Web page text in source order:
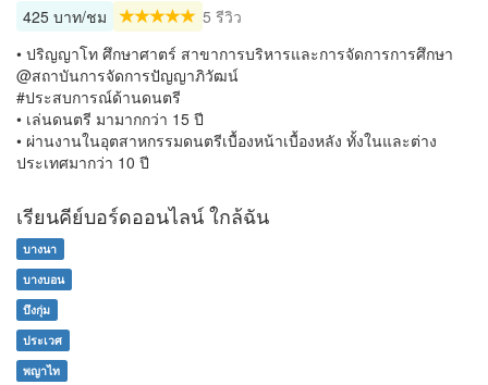
425 บาท/ชม
5 รีวิว
• ปริญญาโท ศึกษาศาตร์ สาขาการบริหารและการจัดการการศึกษา
@สถาบันการจัดการปัญญาภิวัฒน์
#ประสบการณ์​ด้านดนตรี
• เล่นดนตรี มามากกว่า 15 ปี
• ผ่านงานในอุตสาหกรรมดนตรีเบื้องหน้าเบื้องหลัง ทั้งในและต่าง
ประเทศมากว่า 10 ปี
เรียนคีย์บอร์ดออนไลน์ ใกล้ฉัน
บางนา
บางบอน
บึงกุ่ม
ประเวศ
พญาไท